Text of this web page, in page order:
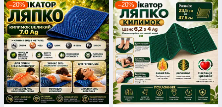
–20% –20%